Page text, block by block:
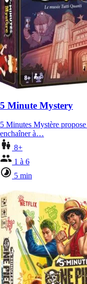
5 Minute Mystery
5 Minutes Mystère
enchaîner à…
8+
1 à 6
5 min